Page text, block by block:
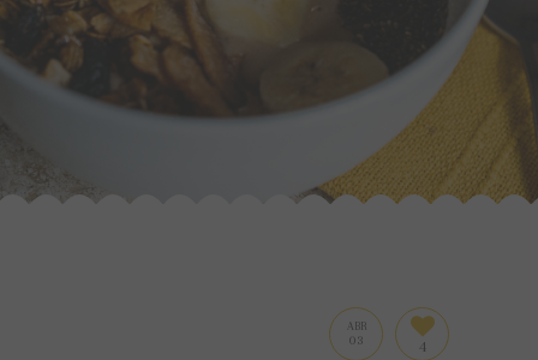
ABR
03 4